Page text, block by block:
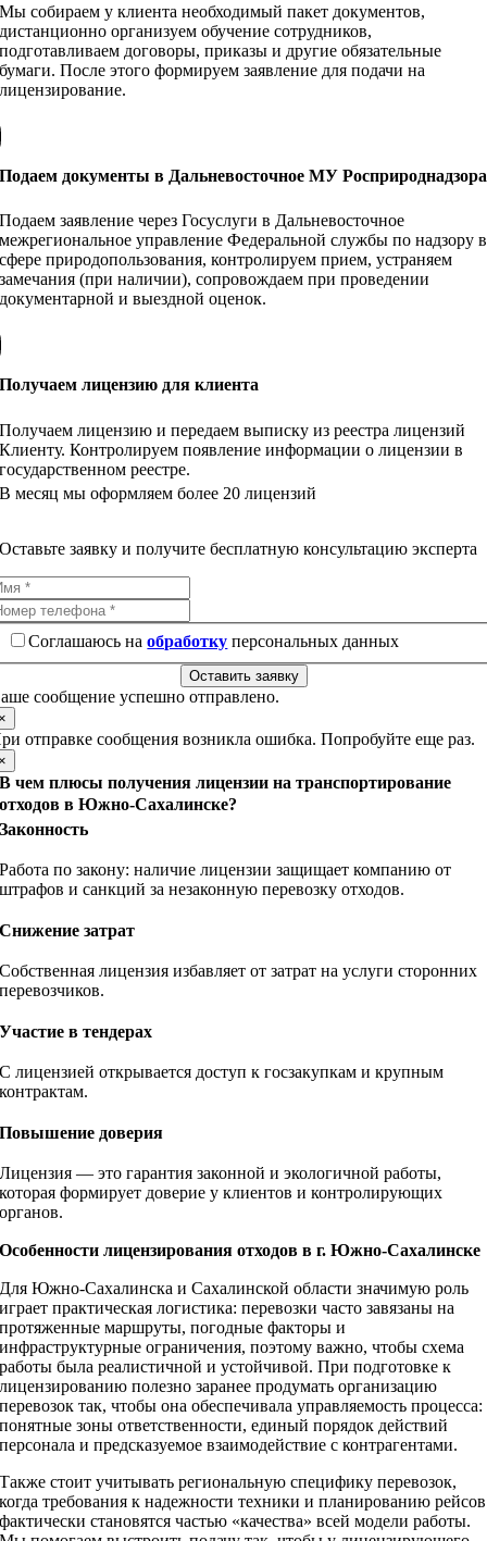
Мы собираем у клиента необходимый пакет документов,
дистанционно организуем обучение сотрудников,
подготавливаем договоры, приказы и другие обязательные
бумаги. После этого формируем заявление для подачи на
лицензирование.
Подаем документы в Дальневосточное МУ Росприроднадзора
Подаем заявление через Госуслуги в Дальневосточное
межрегиональное управление Федеральной службы по надзору в
сфере природопользования, контролируем прием, устраняем
замечания (при наличии), сопровождаем при проведении
документарной и выездной оценок.
Получаем лицензию для клиента
Получаем лицензию и передаем выписку из реестра лицензий
Клиенту. Контролируем появление информации о лицензии в
государственном реестре.
В месяц мы оформляем более 20 лицензий
Оставьте заявку и получите бесплатную консультацию эксперта
Соглашаюсь наобработку персональных данных
Оставить заявку
сообщение успешно отправлено.
отправке сообщения возникла ошибка. Попробуйте еще раз.
В чем плюсы получения лицензии на транспортирование
отходов в Южно-Сахалинске?
Законность
Работа по закону: наличие лицензии защищает компанию от
штрафов и санкций за незаконную перевозку отходов.
Снижение затрат
Собственная лицензия избавляет от затрат на услуги сторонних
перевозчиков.
Участие в тендерах
С лицензией открывается доступ к госзакупкам и крупным
контрактам.
Повышение доверия
Лицензия — это гарантия законной и экологичной работы,
которая формирует доверие у клиентов и контролирующих
органов.
Особенности лицензирования отходов в г. Южно-Сахалинске
Для Южно‑Сахалинска и Сахалинской области значимую роль
играет практическая логистика: перевозки часто завязаны на
протяженные маршруты, погодные факторы и
инфраструктурные ограничения, поэтому важно, чтобы схема
работы была реалистичной и устойчивой. При подготовке к
лицензированию полезно заранее продумать организацию
перевозок так, чтобы она обеспечивала управляемость процесса:
понятные зоны ответственности, единый порядок действий
персонала и предсказуемое взаимодействие с контрагентами.
Также стоит учитывать региональную специфику перевозок,
когда требования к надежности техники и планированию рейсов
фактически становятся частью «качества» всей модели работы.